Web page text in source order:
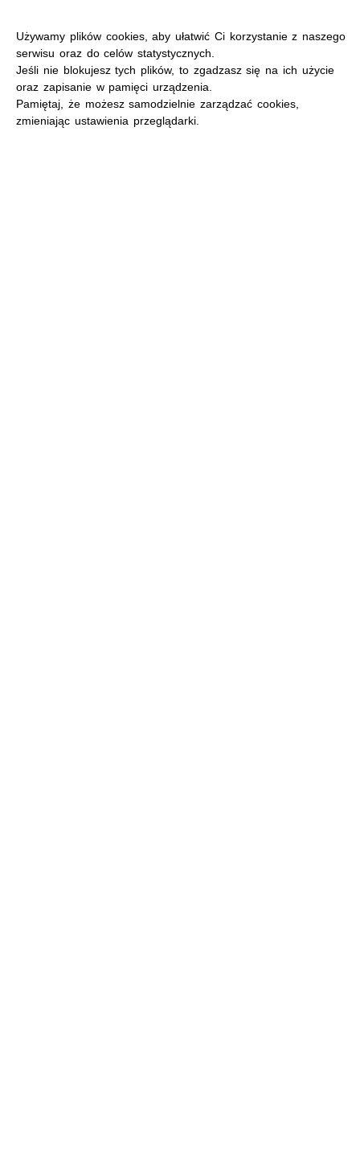
Używamy plików cookies, aby ułatwić Ci korzystanie z naszego
serwisu oraz do celów statystycznych.
Jeśli nie blokujesz tych plików, to zgadzasz się na ich użycie
oraz zapisanie w pamięci urządzenia.
Pamiętaj, że możesz samodzielnie zarządzać cookies,
zmieniając ustawienia przeglądarki.
MENU